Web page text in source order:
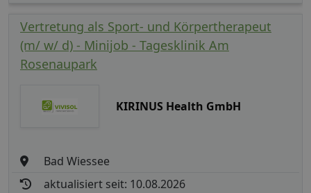
Vertretung als Sport- und Körpertherapeut
(m/ w/ d) - Minijob - Tagesklinik Am
Rosenaupark
KIRINUS Health GmbH
Bad Wiessee
aktualisiert seit: 10.08.2026